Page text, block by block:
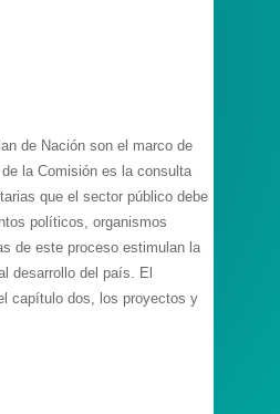
de Nación son el marco de
la Comisión es la consulta
que el sector público debe
políticos, organismos
de este proceso estimulan la
desarrollo del país. El
capítulo dos, los proyectos y